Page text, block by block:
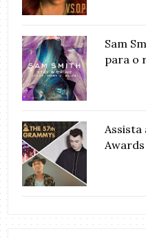
Sam
para o
Assista
Awards